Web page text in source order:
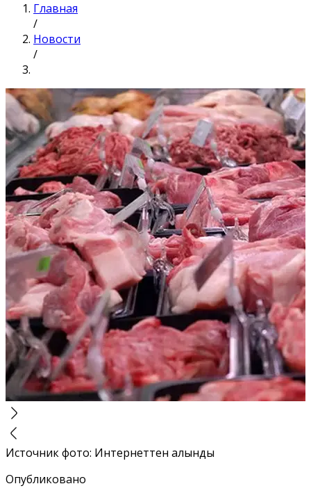
Главная
/
Новости
/
Источник фото: Интернеттен алынды
Опубликовано